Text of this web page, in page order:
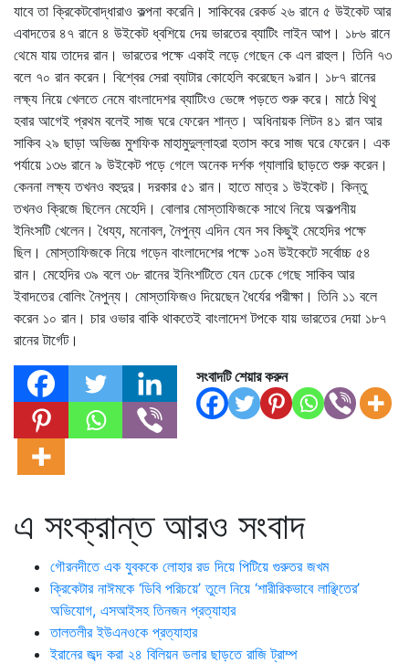
যাবে তা ক্রিকেটবোদ্ধারাও কল্পনা করেনি। সাকিবের রেকর্ড ২৬ রানে ৫ উইকেট আর
এবাদতের ৪৭ রানে ৪ উইকেট ধ্বশিয়ে দেয় ভারতের ব্যাটিং লাইন আপ। ১৮৬ রানে
থেমে যায় তাদের রান। ভারতের পক্ষে একাই লড়ে গেছেন কে এল রাহুল। তিনি ৭৩
বলে ৭০ রান করেন। বিশ্বের সেরা ব্যাটার কোহেলি করেছেন ৯রান। ১৮৭ রানের
লক্ষ্য নিয়ে খেলতে নেমে বাংলাদেশর ব্যাটিংও ভেঙ্গে পড়তে শুরু করে। মাঠে থিথু
হবার আগেই প্রথম বলেই সাজ ঘরে ফেরেন শান্ত। অধিনায়ক লিটন ৪১ রান আর
সাকিব ২৯ ছাড়া অভিজ্ঞ মুশফিক মাহামুদুল্লাহরা হতাস করে সাজ ঘরে ফেরেন। এক
পর্যায়ে ১৩৬ রানে ৯ উইকেট পড়ে গেলে অনেক দর্শক গ্যালারি ছাড়তে শুরু করেন।
কেননা লক্ষ্য তখনও বহুদুর। দরকার ৫১ রান। হাতে মাত্র ১ উইকেট। কিন্তু
তখনও ক্রিজে ছিলেন মেহেদি। বোলার মোস্তাফিজকে সাথে নিয়ে অকল্পনীয়
ইনিংসটি খেলেন। ধৈয্য, মনোবল, নৈপুন্য এদিন যেন সব কিছুই মেহেদির পক্ষে
ছিল। মোস্তাফিজকে নিয়ে গড়েন বাংলাদেশের পক্ষে ১০ম উইকেটে সর্বোচ্চ ৫৪
রান। মেহেদির ৩৯ বলে ৩৮ রানের ইনিংশটিতে যেন ঢেকে গেছে সাকিব আর
ইবাদতের বোলিং নৈপুন্য। মোস্তাফিজও দিয়েছেন ধৈর্যের পরীক্ষা। তিনি ১১ বলে
করেন ১০ রান। চার ওভার বাকি থাকতেই বাংলাদেশ টপকে যায় ভারতের দেয়া ১৮৭
রানের টার্গেট।
সংবাদটি শেয়ার করুন
এ সংক্রান্ত আরও সংবাদ
গৌরনদীতে এক যুবককে লোহার রড দিয়ে পিটিয়ে গুরুতর জখম
ক্রিকেটার নাঈমকে ‘ডিবি পরিচয়ে’ তুলে নিয়ে ‘শারীরিকভাবে লাঞ্ছিতের’
অভিযোগ, এসআইসহ তিনজন প্রত্যাহার
তালতলীর ইউএনওকে প্রত্যাহার
ইরানের জব্দ করা ২৪ বিলিয়ন ডলার ছাড়তে রাজি ট্রাম্প